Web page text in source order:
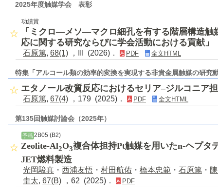
2025年度触媒学会 表彰
功績賞
「ミクロ―メソ―マクロ細孔を有する階層構造触
応に関する研究ならびに学会活動における貢献」
石原篤, 68(1) ，III (2026)． PDF 全文HTML
特集「アルコール類の効率的変換を実現する非貴金属触媒の研究
エタノール改質反応におけるセリア–ジルコニア
石原篤, 67(4) ，179 (2025)． PDF 全文HTML
第135回触媒討論会（2025年）
予稿 2B05 (B2)
Zeolite-Al2O3複合体担持Pt触媒を用いたn-ヘプタ
JET燃料製造
光岡駿真 ・ 西浦友悟 ・ 村田航佑 ・ 橋本忠範 ・ 石原篤 ・
圭太, 67(B) ，62 (2025)． PDF